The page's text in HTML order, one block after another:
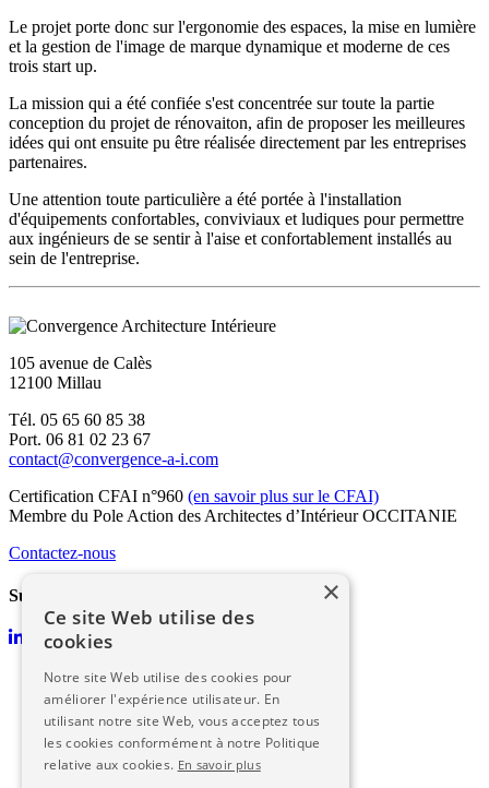
Le projet porte donc sur l'ergonomie des espaces, la mise en lumière
et la gestion de l'image de marque dynamique et moderne de ces
trois start up.
La mission qui a été confiée s'est concentrée sur toute la partie
conception du projet de rénovaiton, afin de proposer les meilleures
idées qui ont ensuite pu être réalisée directement par les entreprises
partenaires.
Une attention toute particulière a été portée à l'installation
d'équipements confortables, conviviaux et ludiques pour permettre
aux ingénieurs de se sentir à l'aise et confortablement installés au
sein de l'entreprise.
105 avenue de Calès
12100 Millau
Tél. 05 65 60 85 38
Port. 06 81 02 23 67
contact@convergence-a-i.com
Certification CFAI n°960 (en savoir plus sur le CFAI)
Membre du Pole Action des Architectes d’Intérieur OCCITANIE
Contactez-nous
Suivez-nous :
Accueil
L’agence
Un projet ?
Architecture intérieure
Design de mobilier et d'objets
Infographie - CAO - DAO
×
Ce site Web utilise des
cookies
Notre site Web utilise des cookies pour
améliorer l'expérience utilisateur. En
utilisant notre site Web, vous acceptez tous
les cookies conformément à notre Politique
relative aux cookies. En savoir plus